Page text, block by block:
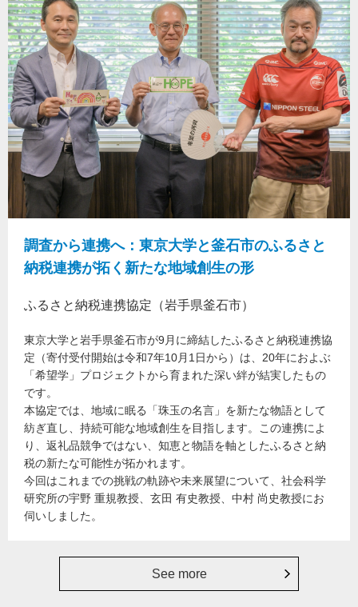
調査から連携へ：東京大学と釜石市のふるさと
納税連携が拓く新たな地域創生の形
ふるさと納税連携協定（岩手県釜石市）
東京大学と岩手県釜石市が9月に締結したふるさと納税連携協
定（寄付受付開始は令和7年10月1日から）は、20年におよぶ
「希望学」プロジェクトから育まれた深い絆が結実したもの
です。
本協定では、地域に眠る「珠玉の名言」を新たな物語として
紡ぎ直し、持続可能な地域創生を目指します。この連携によ
り、返礼品競争ではない、知恵と物語を軸としたふるさと納
税の新たな可能性が拓かれます。
今回はこれまでの挑戦の軌跡や未来展望について、社会科学
研究所の宇野 重規教授、玄田 有史教授、中村 尚史教授にお
伺いしました。
See more